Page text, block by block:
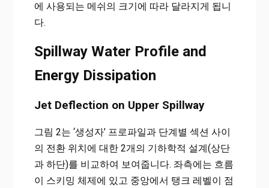
에 사용되는 메쉬의 크기에 따라 달라지게 됩니
다.
Spillway Water Profile and
Energy Dissipation
Jet Deflection on Upper Spillway
그림 2는 ‘생성자’ 프로파일과 단계별 섹션 사이
의 전환 위치에 대한 2개의 기하학적 설계(상단
과 하단)를 비교하여 보여줍니다. 좌측에는 흐름
이 스키밍 체제에 있고 중앙에서 탱크 레벨이 점